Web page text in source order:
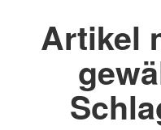
Artikel